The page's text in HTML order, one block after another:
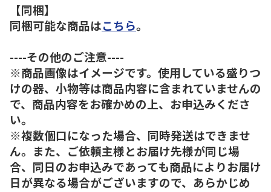
【同梱】
同梱可能な商品はこちら。
----その他のご注意----
※商品画像はイメージです。使用している盛りつ
けの器、小物等は商品内容に含まれていませんの
で、商品内容をお確かめの上、お申込みくださ
い。
※複数個口になった場合、同時発送はできませ
ん。また、ご依頼主様とお届け先様が同じ場
合、同日のお申込みであっても商品によりお届け
日が異なる場合がございますので、あらかじめ